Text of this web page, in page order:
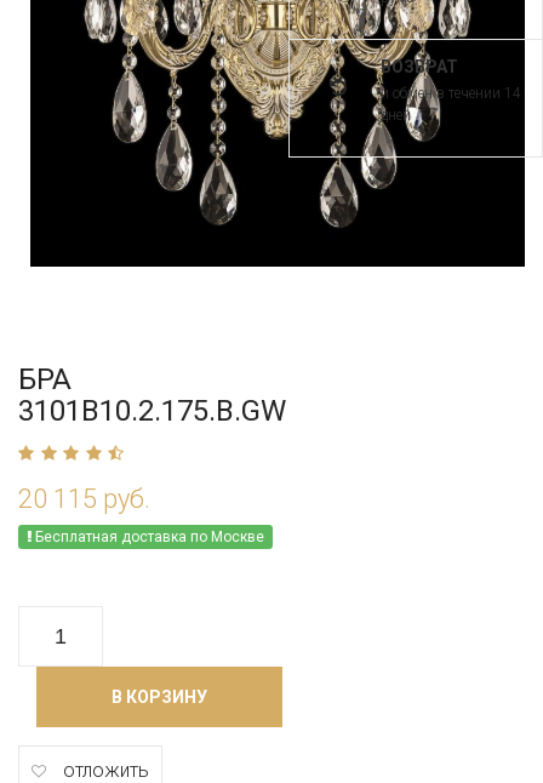
БРА
3101B10.2.175.B.GW
20 115 руб.
Бесплатная доставка по Москве
В КОРЗИНУ
отложить
ВОЗВРАТ
и обмен в течении 14
дней